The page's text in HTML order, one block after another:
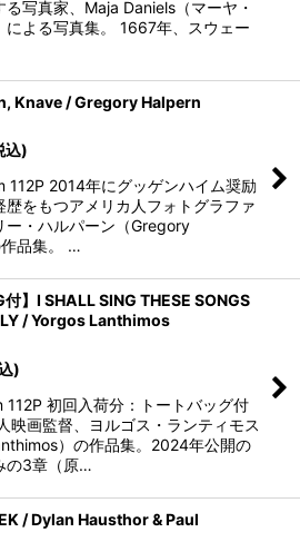
る写真家、Maja Daniels（マーヤ・
による写真集。 1667年、スウェー
Knave / Gregory Halpern
込)
112P 2014年にグッゲンハイム奨励
歴をもつアメリカ人フォトグラファ
ー・ハルパーン（Gregory
品集。 …
付】I SHALL SING THESE SONGS
/ Yorgos Lanthimos
)
初回入荷分：トートバッグ付
映画監督、ヨルゴス・ランティモス
）の作品集。2024年公開の
の3章（原…
/ Dylan Hausthor & Paul